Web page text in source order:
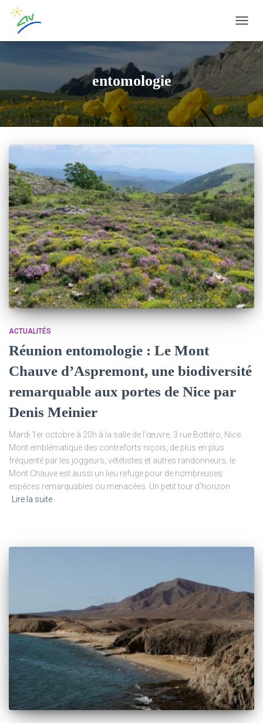
entomologie
ACTUALITÉS
Réunion entomologie : Le Mont
Chauve d’Aspremont, une biodiversité
remarquable aux portes de Nice par
Denis Meinier
Mardi 1er octobre à 20h à la salle de l’œuvre, 3 rue Bottéro, Nice.
Mont emblématique des contreforts niçois, de plus en plus
fréquenté par les joggeurs, vététistes et autres randonneurs, le
Mont Chauve est aussi un lieu refuge pour de nombreuses
espèces remarquables ou menacées. Un petit tour d’horizon
Lire la suite